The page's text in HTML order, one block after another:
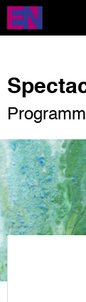
Aller
contenu